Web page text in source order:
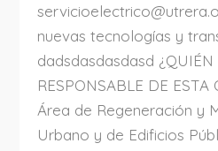
nuevas tecnologías y
dadsdasdasdasd ¿QUIÉN
RESPONSABLE DE
Área de Regeneración y
Urbano y de Edificios